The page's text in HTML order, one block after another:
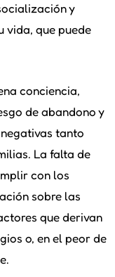
y
vida, que puede
conciencia,
de abandono y
tanto
La falta de
con los
sobre las
que derivan
o, en el peor de